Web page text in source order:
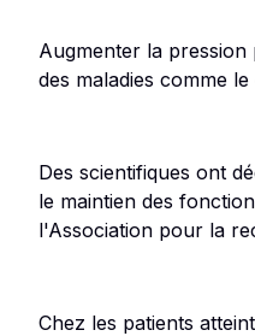
Augmenter la
des maladies comme
Des scientifiques ont
le maintien des
l'Association pour la
Chez les patients